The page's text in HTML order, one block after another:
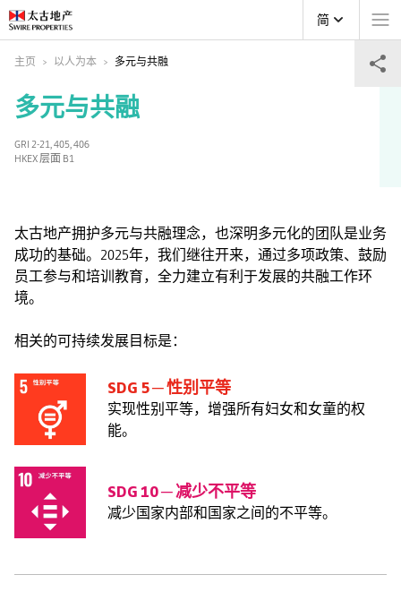
简
主页 以人为本 多元与共融
多元与共融
GRI 2-21, 405, 406
HKEX 层面 B1
太古地产拥护多元与共融理念，也深明多元化的团队是业务
成功的基础。2025年，我们继往开来，通过多项政策、鼓励
员工参与和培训教育，全力建立有利于发展的共融工作环
境。
相关的可持续发展目标是：
SDG 5 ─ 性别平等
实现性别平等，增强所有妇女和女童的权
能。
SDG 10 ─ 减少不平等
减少国家内部和国家之间的不平等。